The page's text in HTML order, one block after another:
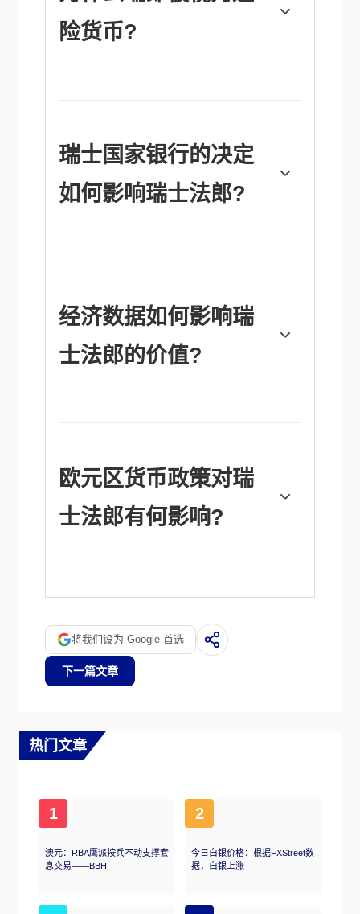
险货币?
中长期保持中立的政治立场，使瑞士货币成为
投资者逃避风险的一个不错选择。动荡时期可
能会使瑞郎兑其他被视为投资风险更高的货币
升值。
瑞士国家银行的决定
如何影响瑞士法郎?
来高于目标时，银行将试图通过提高政策利率
来抑制价格增长。较高的利率通常对瑞士法郎
(CHF)有利，因为它们会导致更高的收益率，
使该国对投资者更具吸引力。相反，较低的利
经济数据如何影响瑞
士法郎的价值?
引发瑞郎的波动。总体而言，经济高增长、低
失业率和高信心对瑞郎有利。相反，如果经济
欧元区货币政策对瑞
士法郎有何影响?
要经济伙伴和重要的政治盟友，因此欧元区的
此对瑞士法郎(CHF)也至关重要。有了这种依
赖性，一些模型表明，欧元(EUR)和瑞士法郎
的命运之间的相关性超过90%，或者接近完
美。
将我们设为 Google 首选
下一篇文章
热门文章
1
澳元：RBA鹰派按兵不动支撑套
息交易——BBH
2
今日白银价格：根据FXStreet数
据，白银上涨